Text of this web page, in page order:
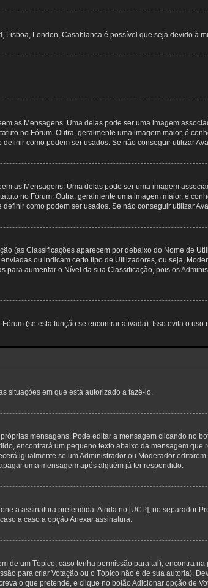
London, Casablanca é possível que seja devido à
as Mensagens. Uma delas pode ser uma imagem
no Fórum. Outra, geralmente uma imagem maior, é
como podem ser usados. Se não conseguir utilizar
as Mensagens. Uma delas pode ser uma imagem
no Fórum. Outra, geralmente uma imagem maior, é
como podem ser usados. Se não conseguir utilizar
(as Classificações aparecem por debaixo do Nome de
ou indicam certo tipo de Utilizadores, ou seja,
aumentar o Nível da sua Classificação, pois os
(se esta função se encontrar ativada). Isso evita o
situações em que está autorizado a fazê-lo.
mensagens. Pode editar a mensagem clicando no
encontrará um pequeno texto abaixo da mensagem
igualmente se um Administrador ou Moderador
uma mensagem após alguém já ter respondido.
a assinatura pretendida. Ainda no [UCP], no separador
a caso a opção Anexar assinatura.
de um Tópico, caso tenha permissão para tal), encontra
para criar Votação ou o Tópico não é de sua autoria).
o que pretende, e clique no botão Adicionar opção de